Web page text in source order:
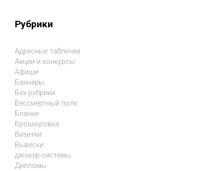
Рубрики
Адресные таблички
Акции и конкурсы
Афиши
Баннеры
Без рубрики
Бессмертный полк
Бланки
Брошюровка
Визитки
Вывески
джокер-системы
Дипломы